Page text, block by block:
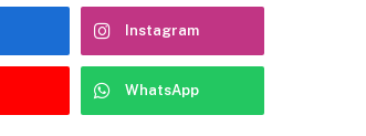
Instagram
WhatsApp